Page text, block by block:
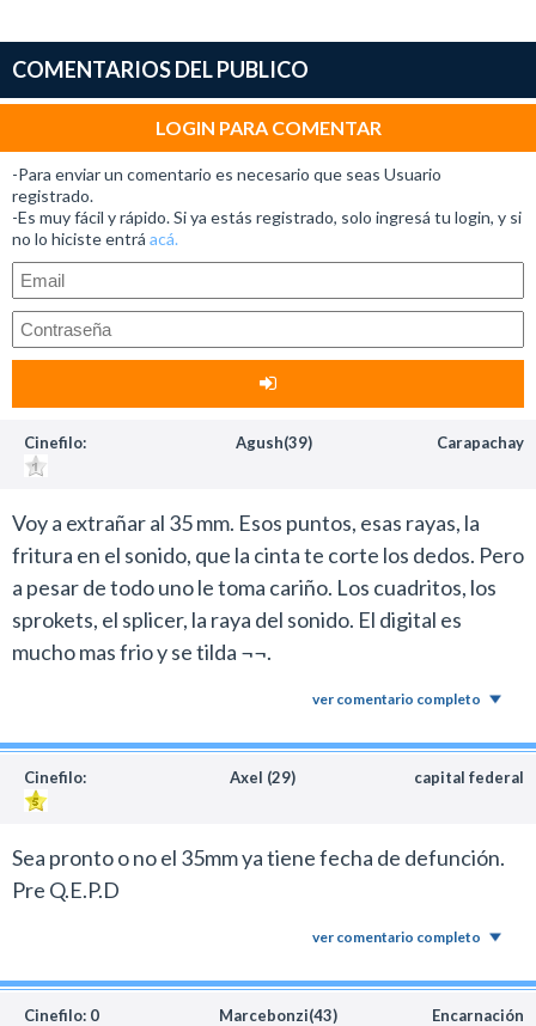
COMENTARIOS DEL PUBLICO
LOGIN PARA COMENTAR
-Para enviar un comentario es necesario que seas Usuario
registrado.
-Es muy fácil y rápido. Si ya estás registrado, solo ingresá tu login, y si
no lo hiciste entrá acá.
Cinefilo: Agush(39) Carapachay
Voy a extrañar al 35 mm. Esos puntos, esas rayas, la
fritura en el sonido, que la cinta te corte los dedos. Pero
a pesar de todo uno le toma cariño. Los cuadritos, los
sprokets, el splicer, la raya del sonido. El digital es
mucho mas frio y se tilda ¬¬.
ver comentario completo
Cinefilo: Axel (29) capital federal
Sea pronto o no el 35mm ya tiene fecha de defunción.
Pre Q.E.P.D
ver comentario completo
Cinefilo: 0 Marcebonzi(43) Encarnación